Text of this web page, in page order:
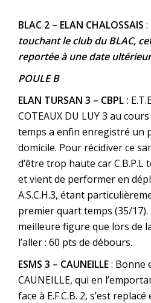
BLAC 2 – ELAN CHALOSSAIS :
touchant le club du BLAC,
reportée à une date
POULE B
ELAN TURSAN 3 – CBPL :
COTEAUX DU LUY 3 au
temps a enfin enregistré un
domicile. Pour récidiver ce
d’être trop haute car
et vient de performer en
A.S.C.H.3, étant
premier quart temps (35/
meilleure figure que lors de
l’aller : 60 pts de débours.
ESMS 3 – CAUNEILLE: Bonne
CAUNEILLE, qui en
face à E.F.C.B. 2, s’est